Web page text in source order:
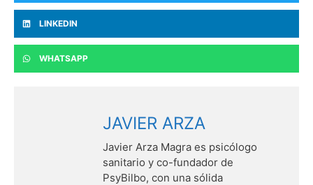
LINKEDIN
WHATSAPP
JAVIER ARZA
Javier Arza Magra es psicólogo
sanitario y co-fundador de
PsyBilbo, con una sólida